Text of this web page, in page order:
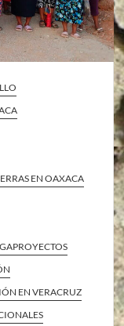
EN OAXACA
EN VERACRUZ